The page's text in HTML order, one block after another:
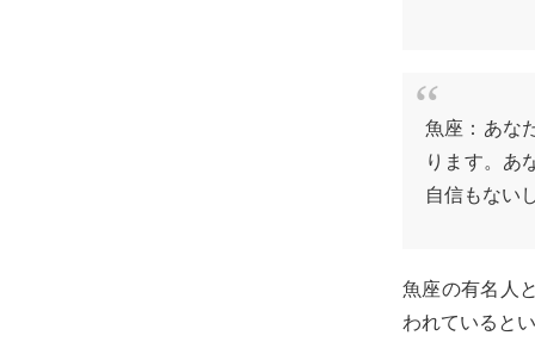
魚座：あな
ります。あ
自信もない
魚座の有名人
われていると